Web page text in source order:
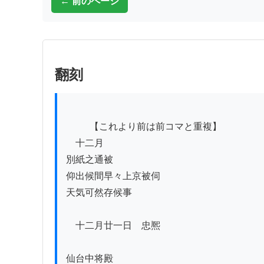
翻刻
十二月
別紙之通被
仰出候間早々上京被伺
天気可然存候事
十二月廿一日　忠熈
仙台中将殿